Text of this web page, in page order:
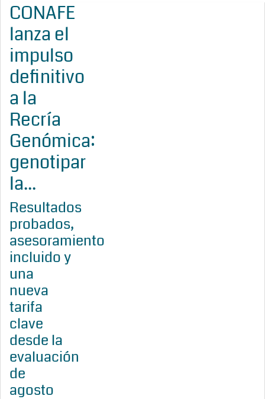
CONAFE
lanza el
impulso
definitivo
a la
Recría
Genómica:
genotipar
la...
Resultados
probados,
asesoramiento
incluido y
una
nueva
tarifa
clave
desde la
evaluación
de
agosto